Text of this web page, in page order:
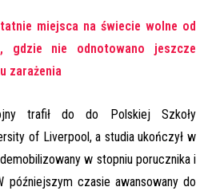
miejsca na świecie wolne od
gdzie nie odnotowano jeszcze
zarażenia
trafił do do Polskiej Szkoły
of Liverpool, a studia ukończył w
w stopniu porucznika i
późniejszym czasie awansowany do